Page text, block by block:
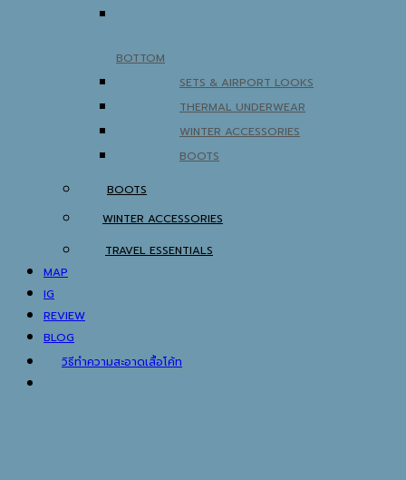
BOTTOM
SETS & AIRPORT LOOKS
THERMAL UNDERWEAR
WINTER ACCESSORIES
BOOTS
BOOTS
WINTER ACCESSORIES
TRAVEL ESSENTIALS
MAP
IG
REVIEW
BLOG
วิธีทำความสะอาดเสื้อโค้ท